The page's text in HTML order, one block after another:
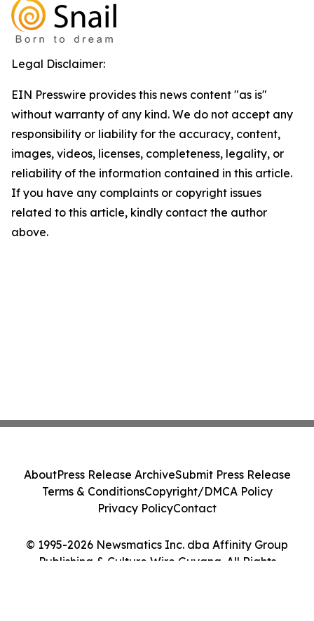
Legal Disclaimer:
EIN Presswire provides this news content "as is"
without warranty of any kind. We do not accept any
responsibility or liability for the accuracy, content,
images, videos, licenses, completeness, legality, or
reliability of the information contained in this article.
If you have any complaints or copyright issues
related to this article, kindly contact the author
above.
© 1995-2026 Newsmatics Inc. dba Affinity Group
Publishing & Culture Wire Guyana. All Rights
AboutPress Release ArchiveSubmit Press Release
Terms & ConditionsCopyright/DMCA Policy
Privacy PolicyContact